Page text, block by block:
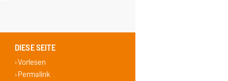
DIESE SEITE
Vorlesen
Permalink